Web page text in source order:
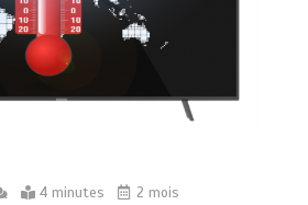
4 minutes 2 mois